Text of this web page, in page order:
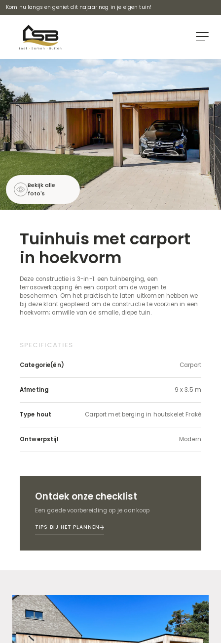
Kom nu langs en geniet dit najaar nog in je eigen tuin!
Bekijk alle
foto's
Tuinhuis met carport
in hoekvorm
Deze constructie is 3-in-1: een tuinberging, een
terrasoverkapping én een carport om de wagen te
beschermen. Om het praktisch te laten uitkomen hebben we
bij deze klant geopteerd om de constructie te voorzien in een
hoekvorm; omwille van de smalle, diepe tuin.
SPECIFICATIES
Categorie(ën) Carport
Afmeting 9 x 3.5 m
Type hout Carport met berging in houtskelet Fraké
Ontwerpstijl Modern
Ontdek onze checklist
Een goede voorbereiding op je aankoop
TIPS BIJ HET PLANNEN